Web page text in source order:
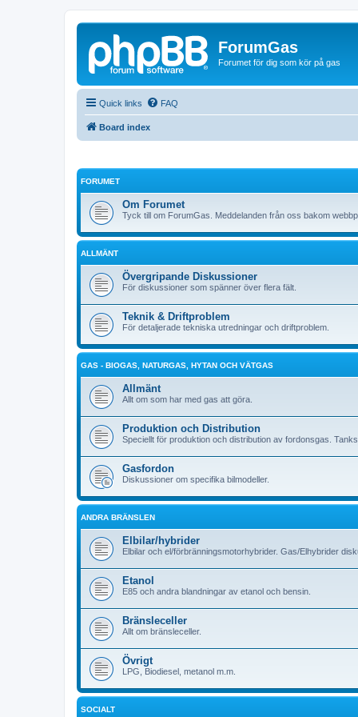
ForumGas
Forumet för dig som kör på gas
Quick links FAQ
Board index
FORUMET
Om Forumet
Tyck till om ForumGas. Meddelanden från oss bakom
ALLMÄNT
Övergripande Diskussioner
För diskussioner som spänner över flera fält.
Teknik & Driftproblem
För detaljerade tekniska utredningar och driftproblem.
GAS - BIOGAS, NATURGAS, HYTAN OCH VÄTGAS
Allmänt
Allt om som har med gas att göra.
Produktion och Distribution
Speciellt för produktion och distribution av fordonsgas.
Gasfordon
Diskussioner om specifika bilmodeller.
ANDRA BRÄNSLEN
Elbilar/hybrider
Elbilar och el/förbränningsmotorhybrider. Gas/Elhybrider
Etanol
E85 och andra blandningar av etanol och bensin.
Bränsleceller
Allt om bränsleceller.
Övrigt
LPG, Biodiesel, metanol m.m.
SOCIALT